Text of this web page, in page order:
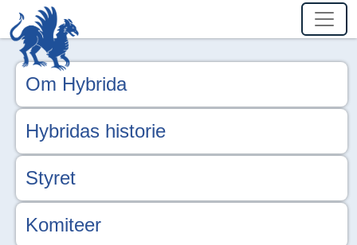
Om Hybrida
Hybridas historie
Styret
Komiteer